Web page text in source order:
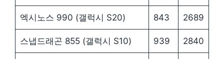
엑시노스 990 (갤럭시 S20) 843 2689
스냅드래곤 855 (갤럭시 S10) 939 2840